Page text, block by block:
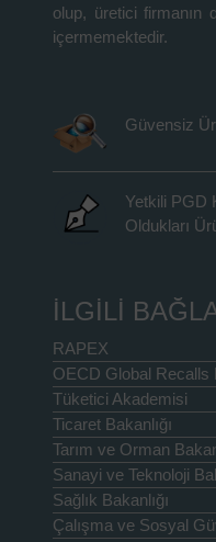
olup, üretici firmanın
içermemektedir.
Güvensiz
Yetkili PGD
Oldukları
İLGİLİ
RAPEX
OECD Global Recalls
Tüketici Akademisi
Ticaret Bakanlığı
Tarım ve Orman
Sanayi ve Teknoloji
Sağlık Bakanlığı
Çalışma ve Sosyal